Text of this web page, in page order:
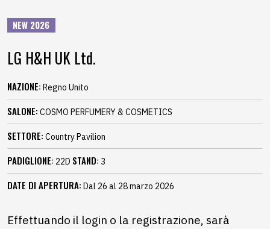
NEW 2026
LG H&H UK Ltd.
NAZIONE: Regno Unito
SALONE: COSMO PERFUMERY & COSMETICS
SETTORE: Country Pavilion
PADIGLIONE: 22D STAND: 3
DATE DI APERTURA: Dal 26 al 28 marzo 2026
Effettuando il login o la registrazione, sarà